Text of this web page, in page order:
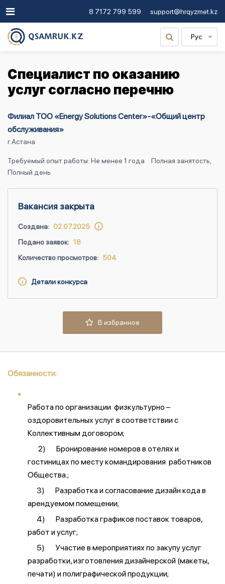
8 7172 799 599 support@hrqyzmet.kz
Рус
Специалист по оказанию
услуг согласно перечню
Филиал ТОО «Energy Solutions Center»-«Общий центр
обслуживания»
г.Астана
Требуемый опыт работы: Не менее 1 года
Полная занятость,
Полный день
Вакансия закрыта
Создана: 02.07.2025
Подано заявок: 18
Количество просмотров: 504
Детали конкурса
В избранное
Обязанности:
Работа по организации физкультурно –
оздоровительных услуг в соответствии с
Коллективным договором;
2) Бронирование номеров в отелях и
гостиницах по месту командирования работников
Общества.;
3) Разработка и согласование дизайн кода в
арендуемом помещении;
4) Разработка графиков поставок товаров,
работ и услуг;
5) Участие в мероприятиях по закупу услуг
разработки, изготовления дизайнерской (макеты,
печати) и полиграфической продукции;